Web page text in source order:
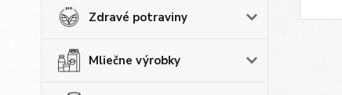
Zdravé potraviny
Mliečne výrobky